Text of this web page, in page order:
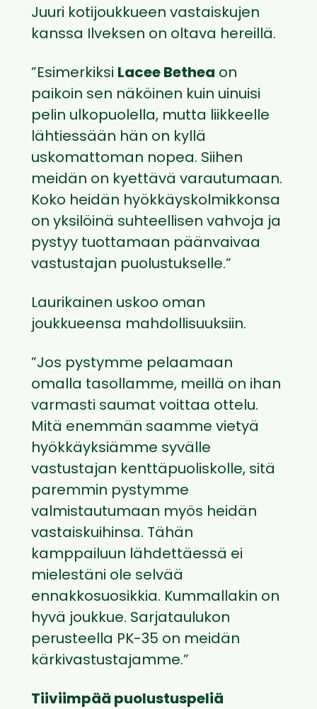
Juuri kotijoukkueen vastaiskujen
kanssa Ilveksen on oltava hereillä.
”Esimerkiksi Lacee Bethea on
paikoin sen näköinen kuin uinuisi
pelin ulkopuolella, mutta liikkeelle
lähtiessään hän on kyllä
uskomattoman nopea. Siihen
meidän on kyettävä varautumaan.
Koko heidän hyökkäyskolmikkonsa
on yksilöinä suhteellisen vahvoja ja
pystyy tuottamaan päänvaivaa
vastustajan puolustukselle.”
Laurikainen uskoo oman
joukkueensa mahdollisuuksiin.
”Jos pystymme pelaamaan
omalla tasollamme, meillä on ihan
varmasti saumat voittaa ottelu.
Mitä enemmän saamme vietyä
hyökkäyksiämme syvälle
vastustajan kenttäpuoliskolle, sitä
paremmin pystymme
valmistautumaan myös heidän
vastaiskuihinsa. Tähän
kamppailuun lähdettäessä ei
mielestäni ole selvää
ennakkosuosikkia. Kummallakin on
hyvä joukkue. Sarjataulukon
perusteella PK-35 on meidän
kärkivastustajamme.”
Tiiviimpää puolustuspeliä